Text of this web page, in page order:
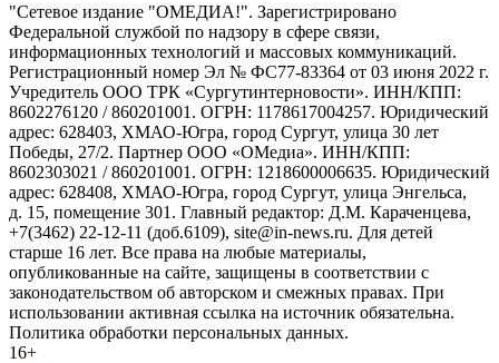
"Сетевое издание "ОМЕДИА!". Зарегистрировано
Федеральной службой по надзору в сфере связи,
информационных технологий и массовых коммуникаций.
Регистрационный номер Эл № ФС77-83364 от 03 июня 2022 г.
Учредитель ООО ТРК «Сургутинтерновости». ИНН/КПП:
8602276120 / 860201001. ОГРН: 1178617004257. Юридический
адрес: 628403, ХМАО-Югра, город Сургут, улица 30 лет
Победы, 27/2. Партнер ООО «ОМедиа». ИНН/КПП:
8602303021 / 860201001. ОГРН: 1218600006635. Юридический
адрес: 628408, ХМАО-Югра, город Сургут, улица Энгельса,
д. 15, помещение 301. Главный редактор: Д.М. Караченцева,
+7(3462) 22-12-11 (доб.6109), site@in-news.ru. Для детей
старше 16 лет. Все права на любые материалы,
опубликованные на сайте, защищены в соответствии с
законодательством об авторском и смежных правах. При
использовании активная ссылка на источник обязательна.
Политика обработки персональных данных.
16+